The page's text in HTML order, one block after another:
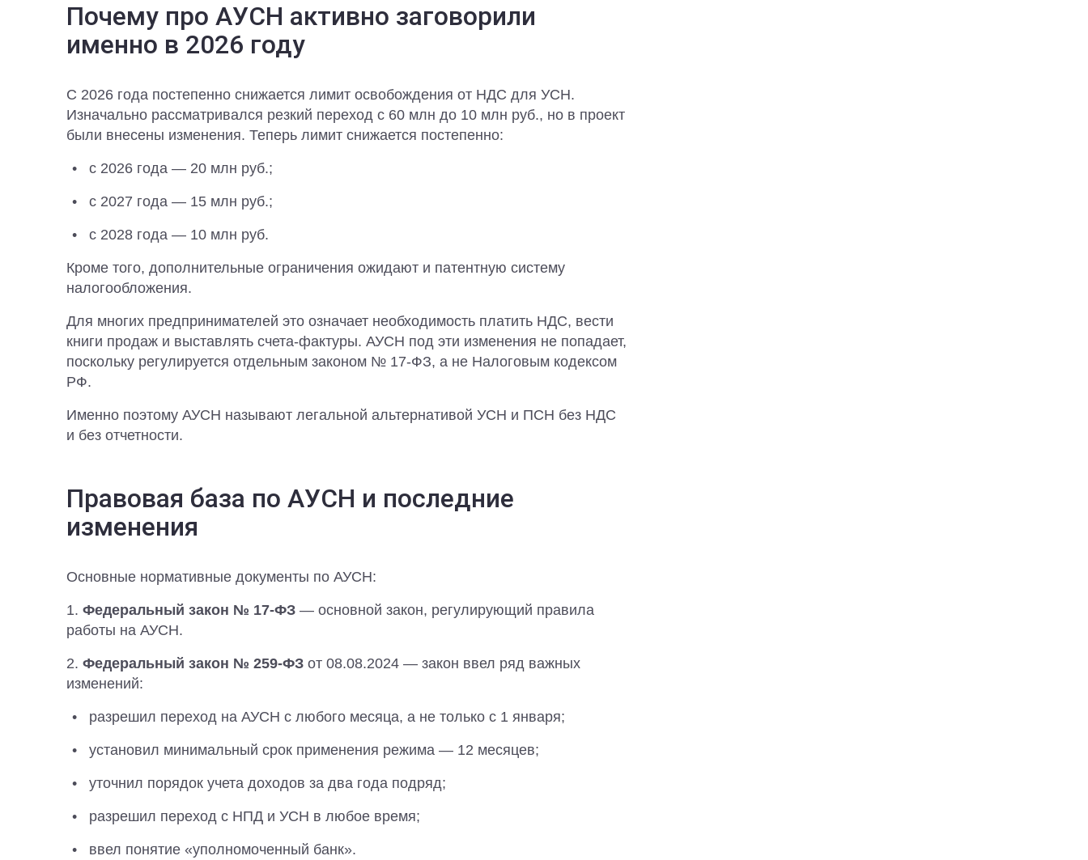
Почему про АУСН активно заговорили
именно в 2026 году
С 2026 года постепенно снижается лимит освобождения от НДС для УСН.
Изначально рассматривался резкий переход с 60 млн до 10 млн руб., но в проект
были внесены изменения. Теперь лимит снижается постепенно:
с 2026 года — 20 млн руб.;
с 2027 года — 15 млн руб.;
с 2028 года — 10 млн руб.
Кроме того, дополнительные ограничения ожидают и патентную систему
налогообложения.
Для многих предпринимателей это означает необходимость платить НДС, вести
книги продаж и выставлять счета-фактуры. АУСН под эти изменения не попадает,
поскольку регулируется отдельным законом № 17-ФЗ, а не Налоговым кодексом
РФ.
Именно поэтому АУСН называют легальной альтернативой УСН и ПСН без НДС
и без отчетности.
Правовая база по АУСН и последние
изменения
Основные нормативные документы по АУСН:
1. Федеральный закон № 17-ФЗ — основной закон, регулирующий правила
работы на АУСН.
2. Федеральный закон № 259-ФЗ от 08.08.2024 — закон ввел ряд важных
изменений:
разрешил переход на АУСН с любого месяца, а не только с 1 января;
установил минимальный срок применения режима — 12 месяцев;
уточнил порядок учета доходов за два года подряд;
разрешил переход с НПД и УСН в любое время;
ввел понятие «уполномоченный банк».